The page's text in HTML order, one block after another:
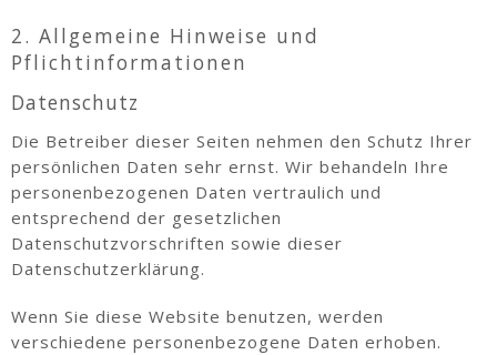
2. Allgemeine Hinweise und
Pflichtinformationen
Datenschutz
Die Betreiber dieser Seiten nehmen den Schutz Ihrer
persönlichen Daten sehr ernst. Wir behandeln Ihre
personenbezogenen Daten vertraulich und
entsprechend der gesetzlichen
Datenschutzvorschriften sowie dieser
Datenschutzerklärung.
Wenn Sie diese Website benutzen, werden
verschiedene personenbezogene Daten erhoben.